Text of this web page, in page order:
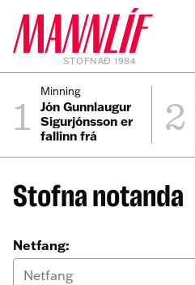
STOFNAÐ 1984
1 Minning
Jón Gunnlaugur
Sigurjónsson er
fallinn frá
2
Stofna notanda
Netfang: